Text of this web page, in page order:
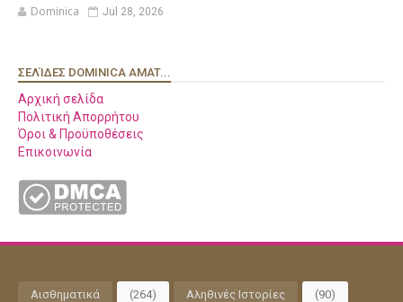
Dominica Jul 28, 2026
ΣΕΛΊΔΕΣ DOMINICA AMAT...
Αρχική σελίδα
Πολιτική Απορρήτου
Όροι & Προϋποθέσεις
Επικοινωνία
Αισθηματικά (264) Αληθινές Ιστορίες (90)